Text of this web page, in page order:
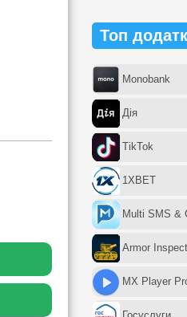
Топ
Monobank
Дія
TikTok
1XBET
Multi SMS &
Armor
MX Player